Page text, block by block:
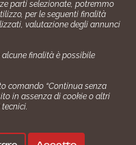
di Impiego24.it s.r.l.
03406490130
SNR 73140386/89/I
numero: SNR
marketing
parti selezionate, potremmo
per le seguenti finalità
valutazione degli annunci
finalità è possibile
comando “Continua senza
in assenza di cookie o altri